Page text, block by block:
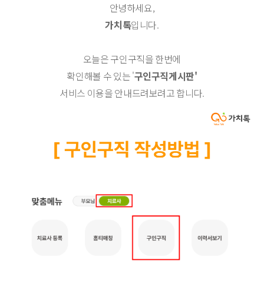
안녕하세요,
가치톡입니다.
오늘은 구인구직을 한번에
확인해볼 수 있는 '구인구직게시판'
서비스 이용을 안내드려보려고 합니다.